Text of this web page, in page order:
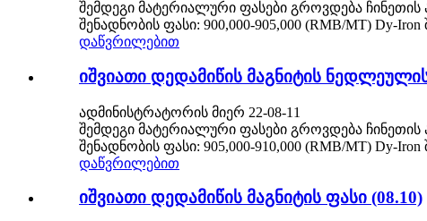
შემდეგი მატერიალური ფასები გროვდება
შენადნობის ფასი: 900,000-905,000 (RMB/MT) Dy-
დაწვრილებით
იშვიათი დედამიწის მაგნიტის
ადმინისტრატორის მიერ 22-08-11
შემდეგი მატერიალური ფასები გროვდება
შენადნობის ფასი: 905,000-910,000 (RMB/MT) Dy-
დაწვრილებით
იშვიათი დედამიწის მაგნიტის ფასი (08.10)